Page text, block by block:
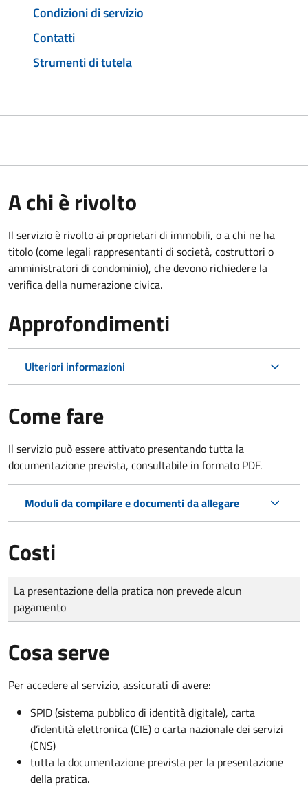
Condizioni di servizio
Contatti
Strumenti di tutela
A chi è rivolto
Il servizio è rivolto ai proprietari di immobili, o a chi ne ha
titolo (come legali rappresentanti di società, costruttori o
amministratori di condominio), che devono richiedere la
verifica della numerazione civica.
Approfondimenti
Ulteriori informazioni
Come fare
Il servizio può essere attivato presentando tutta la
documentazione prevista, consultabile in formato PDF.
Moduli da compilare e documenti da allegare
Costi
Tipo di pagamento
Importo
La presentazione della pratica non prevede alcun
pagamento
Cosa serve
Per accedere al servizio, assicurati di avere:
SPID (sistema pubblico di identità digitale), carta
d’identità elettronica (CIE) o carta nazionale dei servizi
(CNS)
tutta la documentazione prevista per la presentazione
della pratica.